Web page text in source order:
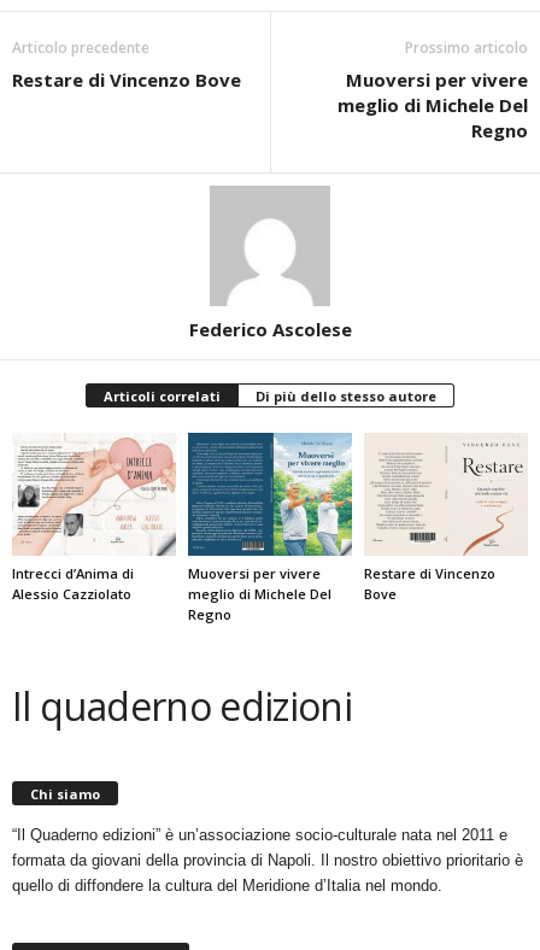
Articolo precedente
Restare di Vincenzo Bove
Prossimo articolo
Muoversi per vivere
meglio di Michele Del
Regno
Federico Ascolese
Articoli correlati Di più dello stesso autore
Intrecci d’Anima di
Alessio Cazziolato
Muoversi per vivere
meglio di Michele Del
Regno
Restare di Vincenzo
Bove
Il quaderno edizioni
Chi siamo
“Il Quaderno edizioni” è un’associazione socio-culturale nata nel 2011 e
formata da giovani della provincia di Napoli. Il nostro obiettivo prioritario è
quello di diffondere la cultura del Meridione d’Italia nel mondo.